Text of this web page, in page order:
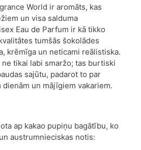
World ir aromāts, kas
un visa salduma
Eau de Parfum ir kā tikko
tumšās šokolādes
krēmīga un neticami reālistiska.
ne tikai labi smaržo; tas burtiski
sajūtu, padarot to par
un mājīgiem vakariem.
ap kakao pupiņu bagātību, ko
austrumnieciskas notis: